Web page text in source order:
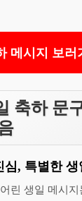
메시지 보러
축하 문
, 특별한 생
린 생일 메시지